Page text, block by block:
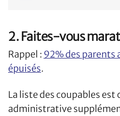
2. Faites-vous
Rappel : 92% des parents
épuisés.
La liste des coupables est
administrative